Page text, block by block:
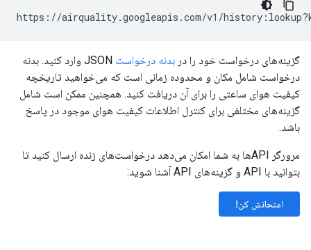
https://airquality.googleapis.com/v1/
گزینه‌های درخواست خود را در بدنه درخواست
JSON وارد کنید. بدنه
درخواست شامل مکان و محدوده زمانی است که می‌خواهید تاریخچه
کیفیت هوای ساعتی را برای آن دریافت کنید. همچنین ممکن است شامل
گزینه‌های مختلفی برای کنترل اطلاعات کیفیت هوای موجود در پاسخ
باشد.
مرورگر APIها به شما امکان می‌دهد درخواست‌های زنده ارسال کنید تا
بتوانید با API و گزینه‌های API آشنا شوید:
امتحانش کن!